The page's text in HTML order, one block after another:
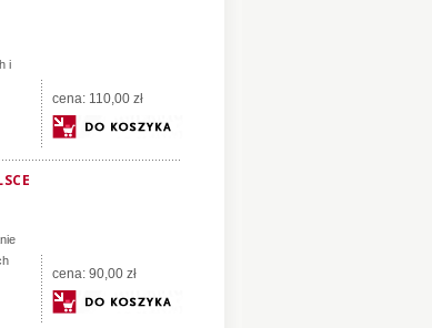
i
cena: 110,00 zł
cena: 90,00 zł